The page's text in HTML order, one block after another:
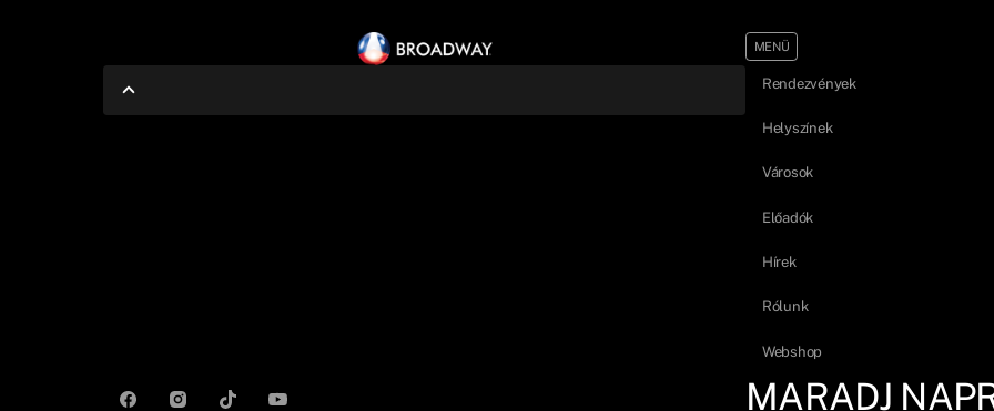
MENÜ
Rendezvények
Helyszínek
Városok
Előadók
Hírek
Rólunk
Webshop
MARADJ